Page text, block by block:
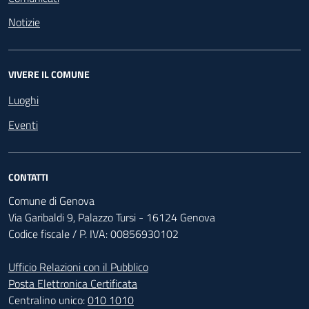
Notizie
VIVERE IL COMUNE
Luoghi
Eventi
CONTATTI
Comune di Genova
Via Garibaldi 9, Palazzo Tursi - 16124 Genova
Codice fiscale / P. IVA: 00856930102
Ufficio Relazioni con il Pubblico
Posta Elettronica Certificata
Centralino unico:010 1010